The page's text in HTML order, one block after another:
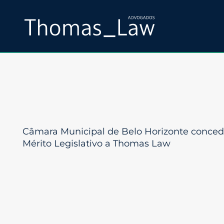
Câmara Municipal de Belo Horizonte
Mérito Legislativo a Thomas Law